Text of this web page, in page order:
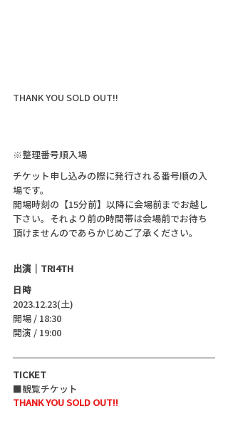
THANK YOU SOLD OUT!!
※整理番号順入場
チケット申し込みの際に発行される番号順の入
場です。
開場時刻の【15分前】以降に会場前までお越し
下さい。それより前の時間帯は会場前でお待ち
頂けませんのであらかじめご了承ください。
出演｜TRI4TH
日時
2023.12.23(土)
開場 / 18:30
開演 / 19:00
TICKET
■観覧チケット
THANK YOU SOLD OUT!!